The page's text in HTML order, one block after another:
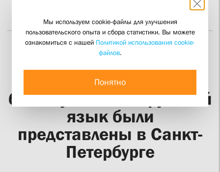
Переводы
православного
богослужения на русский
язык были
представлены в Санкт-
Петербурге
Мы используем cookie-файлы для улучшения
пользовательского опыта и сбора статистики. Вы можете
ознакомиться с нашей Политикой использования cookie-
файлов.
Понятно